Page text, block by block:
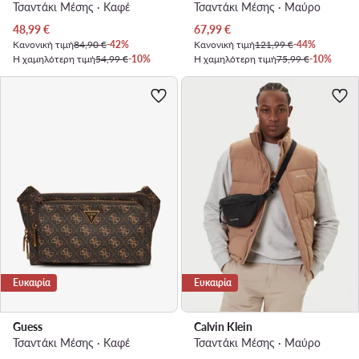
Τσαντάκι Μέσης · Καφέ
Τρέχουσα τιμή
48,99€
Κανονική τιμή84,90 €-42%
Η χαμηλότερη τιμή54,99 €-10%
Τσαντάκι Μέσης · Μαύρο
Τρέχουσα τιμή
67,99€
Κανονική τιμή121,99 €-44%
Η χαμηλότερη τιμή75,99 €-10%
Ευκαιρία
Guess
Τσαντάκι Μέσης · Καφέ
Ευκαιρία
Calvin Klein
Τσαντάκι Μέσης · Μαύρο